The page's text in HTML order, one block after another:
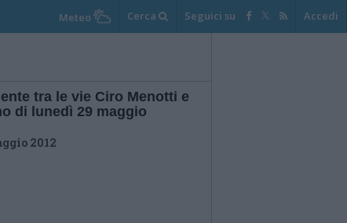
Meteo Cerca Seguici su Accedi
tra le vie Ciro Menotti e
di lunedì 29 maggio
2012